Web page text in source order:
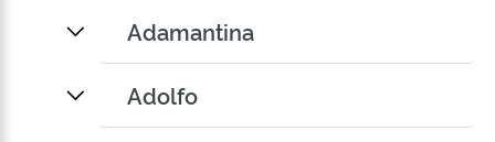
Adamantina
Adolfo